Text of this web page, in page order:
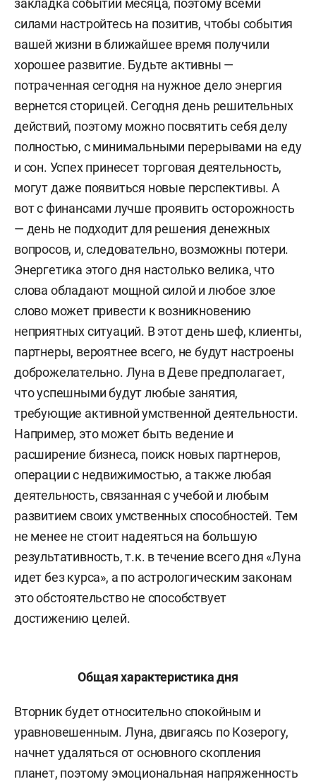
закладка событий месяца, поэтому всеми
силами настройтесь на позитив, чтобы события
вашей жизни в ближайшее время получили
хорошее развитие. Будьте активны —
потраченная сегодня на нужное дело энергия
вернется сторицей. Сегодня день решительных
действий, поэтому можно посвятить себя делу
полностью, с минимальными перерывами на еду
и сон. Успех принесет торговая деятельность,
могут даже появиться новые перспективы. А
вот с финансами лучше проявить осторожность
— день не подходит для решения денежных
вопросов, и, следовательно, возможны потери.
Энергетика этого дня настолько велика, что
слова обладают мощной силой и любое злое
слово может привести к возникновению
неприятных ситуаций. В этот день шеф, клиенты,
партнеры, вероятнее всего, не будут настроены
доброжелательно. Луна в Деве предполагает,
что успешными будут любые занятия,
требующие активной умственной деятельности.
Например, это может быть ведение и
расширение бизнеса, поиск новых партнеров,
операции с недвижимостью, а также любая
деятельность, связанная с учебой и любым
развитием своих умственных способностей. Тем
не менее не стоит надеяться на большую
результативность, т.к. в течение всего дня «Луна
идет без курса», а по астрологическим законам
это обстоятельство не способствует
достижению целей.
Общая характеристика дня
Вторник будет относительно спокойным и
уравновешенным. Луна, двигаясь по Козерогу,
начнет удаляться от основного скопления
планет, поэтому эмоциональная напряженность